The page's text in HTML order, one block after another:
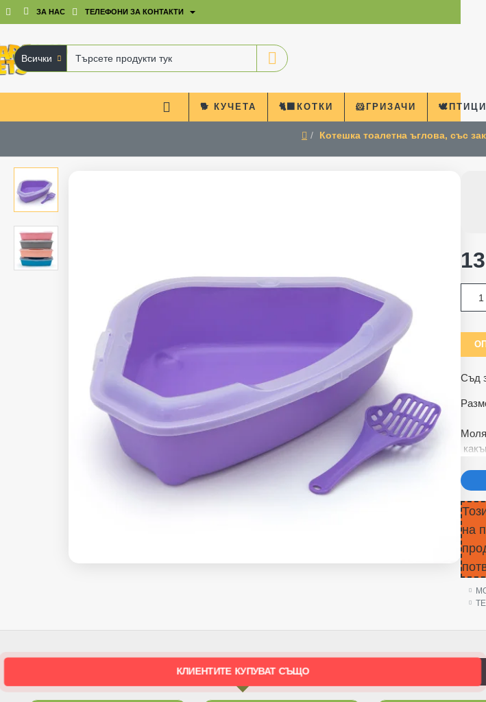
ЗА НАС ТЕЛЕФОНИ ЗА КОНТАКТИ
Всички
Търсете
продукти
тук
🐕 КУЧЕТА 🐈‍⬛КОТКИ 🐹ГРИЗАЧИ 🕊️ПТИЦИ
Котешка тоалетна ъглова, със
Съд
на
КЛИЕНТИТЕ КУПУВАТ СЪЩО